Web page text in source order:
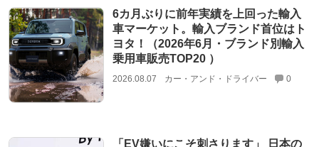
6カ月ぶりに前年実績を上回った輸入
車マーケット。輸入ブランド首位はト
ヨタ！（2026年6月・ブランド別輸入
乗用車販売TOP20 ）
2026.08.07 カー・アンド・ドライバー 0
「EV嫌いにこそ刺さります」 日本の